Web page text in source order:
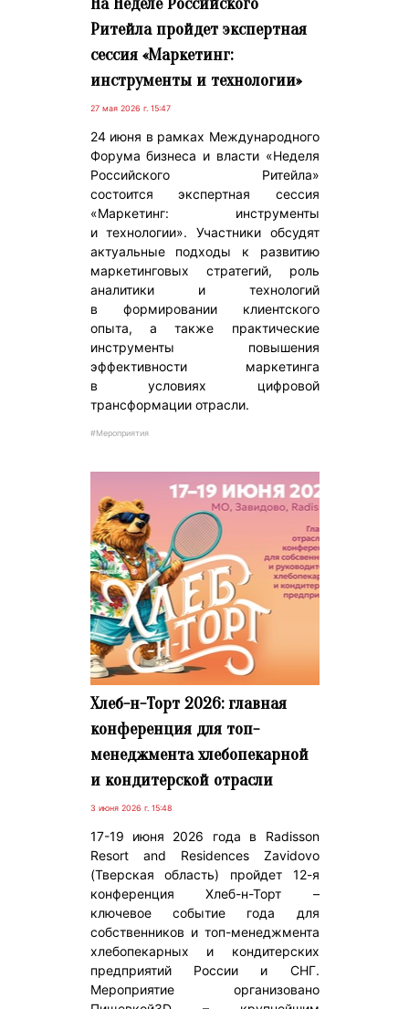
Ритейла пройдет экспертная
сессия «Маркетинг:
инструменты и технологии»
27 мая 2026 г. 15:47
24 июня в рамках Международного
Форума бизнеса и власти «Неделя
Российского Ритейла»
состоится экспертная сессия
«Маркетинг: инструменты
и технологии». Участники обсудят
актуальные подходы к развитию
маркетинговых стратегий, роль
аналитики и технологий
в формировании клиентского
опыта, а также практические
инструменты повышения
эффективности маркетинга
в условиях цифровой
трансформации отрасли.
#Мероприятия
Хлеб-н-Торт 2026: главная
конференция для топ-
менеджмента хлебопекарной
и кондитерской отрасли
3 июня 2026 г. 15:48
17-19 июня 2026 года в Radisson
Resort and Residences Zavidovo
(Тверская область) пройдет 12-я
конференция Хлеб-н-Торт –
ключевое событие года для
собственников и топ-менеджмента
хлебопекарных и кондитерских
предприятий России и СНГ.
Мероприятие организовано